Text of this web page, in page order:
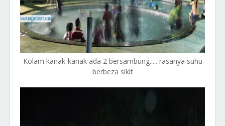
Kolam kanak-kanak ada 2 bersambung..... rasanya suhu
berbeza sikit